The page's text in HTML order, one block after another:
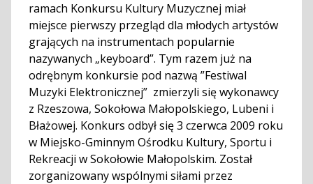
ramach Konkursu Kultury Muzycznej miał
miejsce pierwszy przegląd dla młodych artystów
grających na instrumentach popularnie
nazywanych „keyboard”. Tym razem już na
odrębnym konkursie pod nazwą ”Festiwal
Muzyki Elektronicznej” zmierzyli się wykonawcy
z Rzeszowa, Sokołowa Małopolskiego, Lubeni i
Błażowej. Konkurs odbył się 3 czerwca 2009 roku
w Miejsko-Gminnym Ośrodku Kultury, Sportu i
Rekreacji w Sokołowie Małopolskim. Został
zorganizowany wspólnymi siłami przez